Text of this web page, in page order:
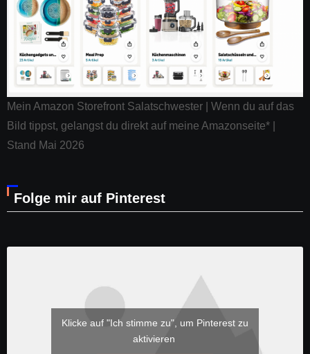
Mein Amazon Storefront Salatschwester | Wenn du auf das
Bild tippst, gelangst du direkt auf meine Amazonseite* |
Stand Mai 2026
Folge mir auf Pinterest
Klicke auf "Ich stimme zu", um Pinterest zu
aktivieren